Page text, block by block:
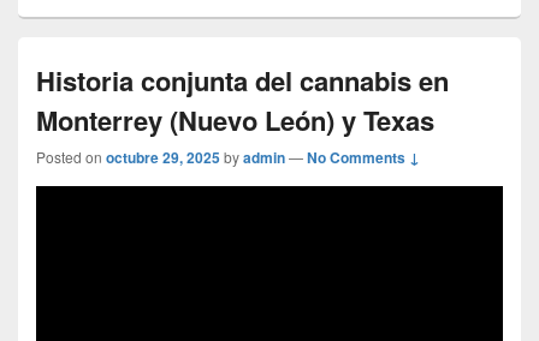
Historia conjunta del cannabis en
Monterrey (Nuevo León) y Texas
Posted on octubre 29, 2025byadmin—No Comments ↓